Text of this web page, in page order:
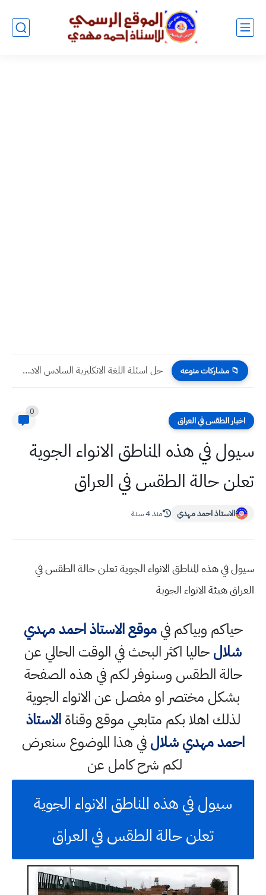
📁 مشاركات منوعه حل اسئلة اللغة الانكليزية السادس الادبي 2022 الدور الاول
اخبار الطقس في العراق
0
سيول في هذه المناطق الانواء الجوية
تعلن حالة الطقس في العراق
الاستاذ احمد مهدي منذ 4 سنة
سيول في هذه المناطق الانواء الجوية تعلن حالة الطقس في
العراق هيئة الانواء الجوية
حياكم وبياكم فيموقع الاستاذ احمد مهدي
شلالحاليا اكثر البحث في الوقت الحالي عن
حالة الطقس وسنوفر لكم في هذه الصفحة
بشكل مختصر او مفصل عن الانواء الجوية
لذلك اهلا بكم متابعي موقع وقناةالاستاذ
احمد مهدي شلالفي هذا الموضوع سنعرض
لكم شرح كامل عن
سيول في هذه المناطق الانواء الجوية
تعلن حالة الطقس في العراق